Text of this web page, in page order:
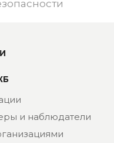
и наблюдатели